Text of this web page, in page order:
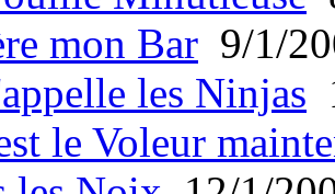
mon Bar 9/1/
les Ninjas
le Voleur